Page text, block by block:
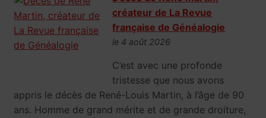
créateur de La Revue
française de Généalogie
le 4 août 2026
C’est avec une profonde
tristesse que nous avons
appris le décès de René-Louis Martin, à l’âge de 90
ans. Homme de grand mérite et de grande droiture,